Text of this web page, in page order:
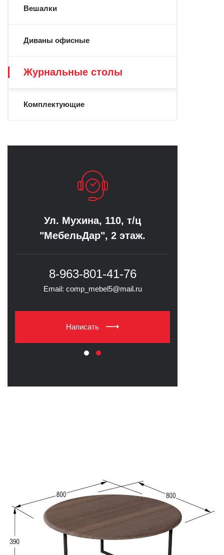
Вешалки
Диваны офисные
Журнальные столы
Комплектующие
Ул. Мухина, 110, т/ц
"МебельДар", 2 этаж.
8-963-801-41-76
Email: comp_mebel5@mail.ru
Написать